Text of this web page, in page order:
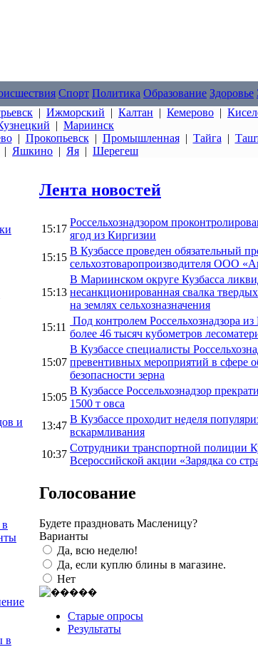
Спорт Политика Образование Здоровье
| Ижморский | Калтан | Кемерово |
| Мариинск
| Прокопьевск| Промышленная| Тайга |
| Яшкино | Яя | Шерегеш
и
в
Лента новостей
15:17
Россельхознадзором
ягод из Киргизии
15:15
В Кузбассе проведен обязательный
сельхозтоваропроизводителя ООО
15:13
В Мариинском округе Кузбасса
несанкционированная свалка
на землях сельхозназначения
15:11
Под контролем Россельхознадзора
более 46 тысяч кубометров
15:07
В Кузбассе специалисты
превентивных мероприятий в сфере
безопасности зерна
15:05
В Кузбассе Россельхознадзор
1500 т овса
13:47
В Кузбассе проходит неделя
вскармливания
10:37
Сотрудники транспортной полиции
Всероссийской акции «Зарядка со
Голосование
Будете праздновать Масленицу?
Варианты
Да, всю неделю!
Да, если куплю блины в магазине.
Нет
Старые опросы
Результаты